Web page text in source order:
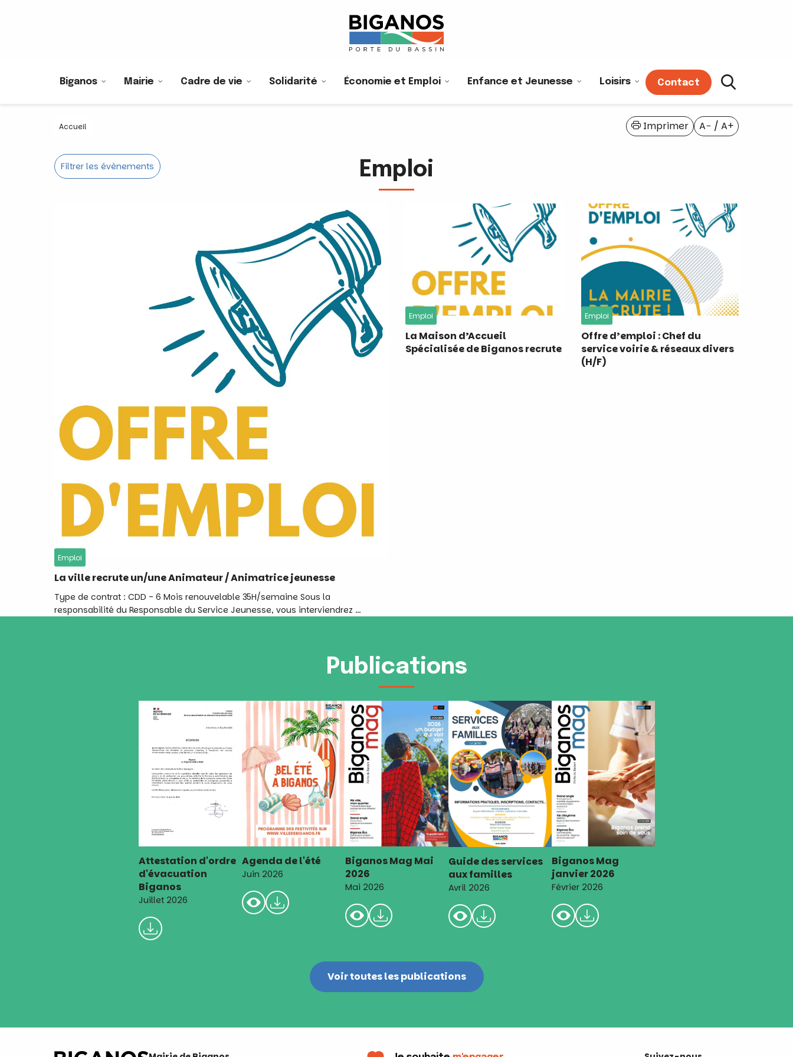
Biganos Mairie Cadre de vie Solidarité Économie et Emploi Enfance et Jeunesse Loisirs Contact
Accueil A− / A+
Imprimer
Emploi
Filtrer les évènements
Emploi
La ville recrute un/une Animateur / Animatrice jeunesse
Type de contrat : CDD - 6 Mois renouvelable 35H/semaine Sous la
responsabilité du Responsable du Service Jeunesse, vous interviendrez …
Emploi
La Maison d’Accueil
Spécialisée de Biganos recrute
Emploi
Offre d’emploi : Chef du
service voirie & réseaux divers
(H/F)
Publications
Attestation d'ordre
d'évacuation
Biganos
Juillet 2026
Agenda de l'été
Juin 2026
Biganos Mag Mai
2026
Mai 2026
Guide des services
aux familles
Avril 2026
Biganos Mag
janvier 2026
Février 2026
Voir toutes les publications